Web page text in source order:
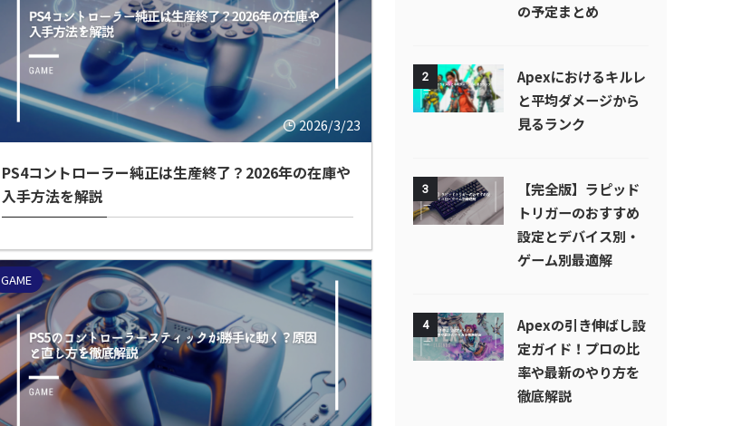
2026/3/23
PS4コントローラー純正は生産終了？2026年の在庫や
入手方法を解説
GAME
の予定まとめ
2
Apexにおけるキルレ
と平均ダメージから
見るランク
3
【完全版】ラピッド
トリガーのおすすめ
設定とデバイス別・
ゲーム別最適解
4
Apexの引き伸ばし設
定ガイド！プロの比
率や最新のやり方を
徹底解説